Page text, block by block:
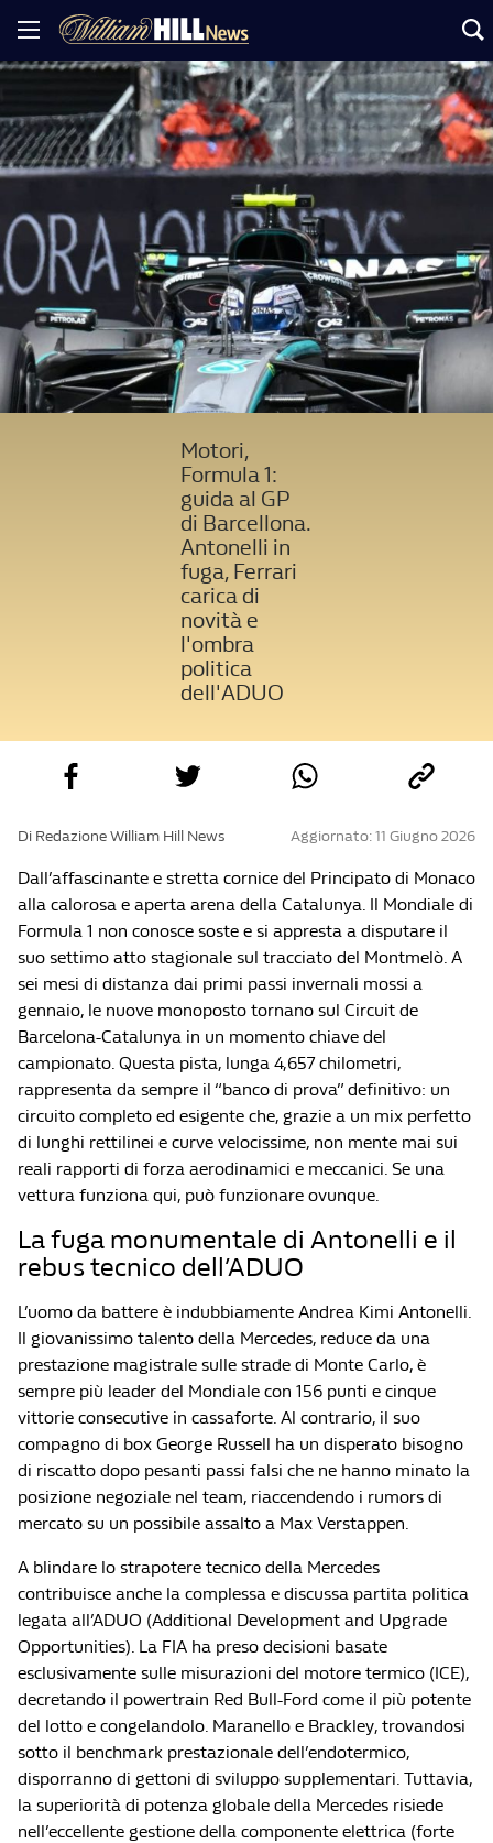
Motori,
Formula 1:
guida al GP
di Barcellona.
Antonelli in
fuga, Ferrari
carica di
novità e
l'ombra
politica
dell'ADUO
Di Redazione William Hill News Aggiornato: 11 Giugno 2026
Dall’affascinante e stretta cornice del Principato di Monaco
alla calorosa e aperta arena della Catalunya. Il Mondiale di
Formula 1 non conosce soste e si appresta a disputare il
suo settimo atto stagionale sul tracciato del Montmelò. A
sei mesi di distanza dai primi passi invernali mossi a
gennaio, le nuove monoposto tornano sul Circuit de
Barcelona-Catalunya in un momento chiave del
campionato. Questa pista, lunga 4,657 chilometri,
rappresenta da sempre il “banco di prova” definitivo: un
circuito completo ed esigente che, grazie a un mix perfetto
di lunghi rettilinei e curve velocissime, non mente mai sui
reali rapporti di forza aerodinamici e meccanici. Se una
vettura funziona qui, può funzionare ovunque.
La fuga monumentale di Antonelli e il
rebus tecnico dell’ADUO
L’uomo da battere è indubbiamente Andrea Kimi Antonelli.
Il giovanissimo talento della Mercedes, reduce da una
prestazione magistrale sulle strade di Monte Carlo, è
sempre più leader del Mondiale con 156 punti e cinque
vittorie consecutive in cassaforte. Al contrario, il suo
compagno di box George Russell ha un disperato bisogno
di riscatto dopo pesanti passi falsi che ne hanno minato la
posizione negoziale nel team, riaccendendo i rumors di
mercato su un possibile assalto a Max Verstappen.
A blindare lo strapotere tecnico della Mercedes
contribuisce anche la complessa e discussa partita politica
legata all’ADUO (Additional Development and Upgrade
Opportunities). La FIA ha preso decisioni basate
esclusivamente sulle misurazioni del motore termico (ICE),
decretando il powertrain Red Bull-Ford come il più potente
del lotto e congelandolo. Maranello e Brackley, trovandosi
sotto il benchmark prestazionale dell’endotermico,
disporranno di gettoni di sviluppo supplementari. Tuttavia,
la superiorità di potenza globale della Mercedes risiede
nell’eccellente gestione della componente elettrica (forte